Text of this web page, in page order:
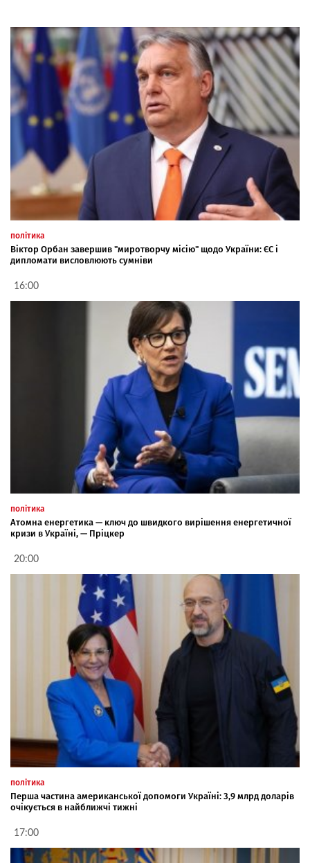
політика
Віктор Орбан завершив "миротворчу місію" щодо України: ЄС і
дипломати висловлюють сумніви
16:00
політика
Атомна енергетика — ключ до швидкого вирішення енергетичної
кризи в Україні, — Пріцкер
20:00
політика
Перша частина американської допомоги Україні: 3,9 млрд доларів
очікується в найближчі тижні
17:00